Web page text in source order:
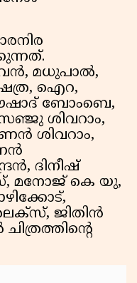
മധുപാൽ,
ഐറ,
ബോംബെ,
ശിവറാം,
ശിവറാം,
ദിനീഷ്
മനോജ് കെ യു,
ജിതിൻ